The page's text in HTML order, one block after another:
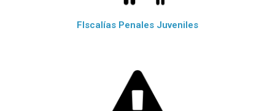
FIscalías Penales Juveniles